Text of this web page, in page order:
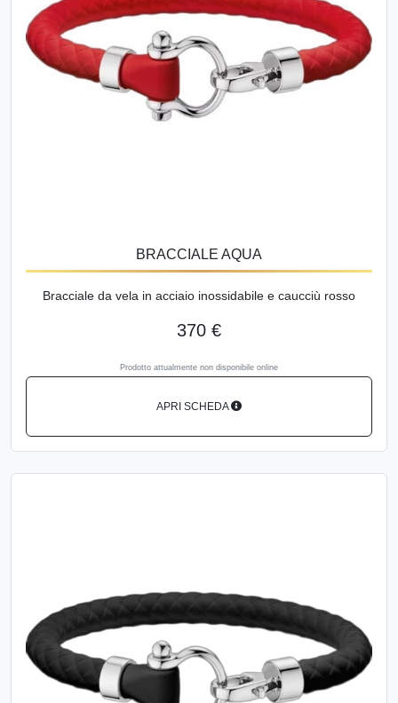
BRACCIALE AQUA
Bracciale da vela in acciaio inossidabile e caucciù rosso
370 €
Prodotto attualmente non disponibile online
APRI SCHEDA